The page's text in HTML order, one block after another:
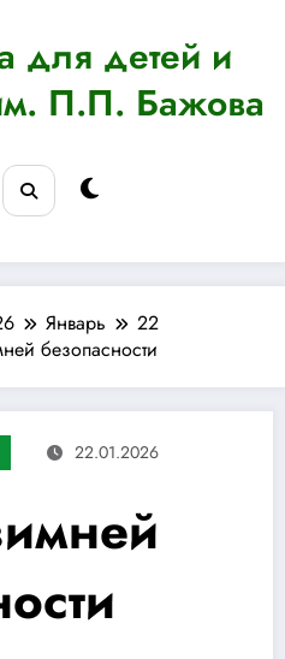
для детей и
П.П. Бажова
Январь
22
безопасности
22.01.2026